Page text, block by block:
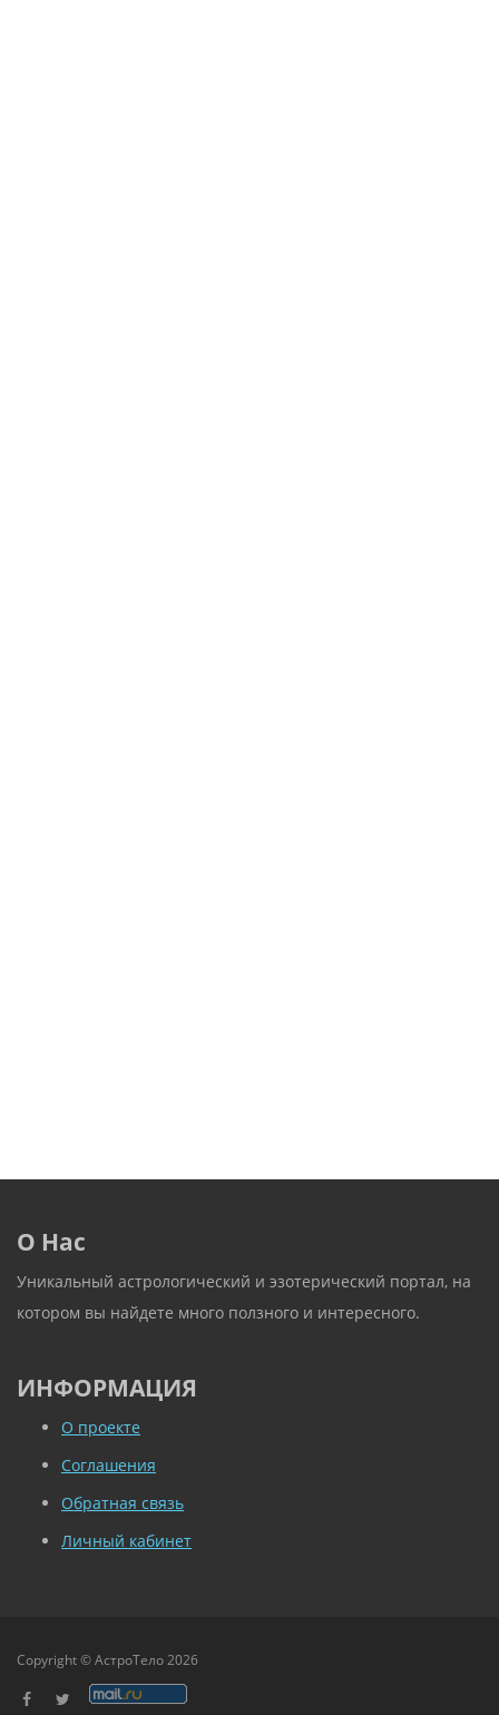
О Нас
Уникальный астрологический и эзотерический портал, на
котором вы найдете много ползного и интересного.
ИНФОРМАЦИЯ
О проекте
Соглашения
Обратная связь
Личный кабинет
Copyright © АстроТело 2026